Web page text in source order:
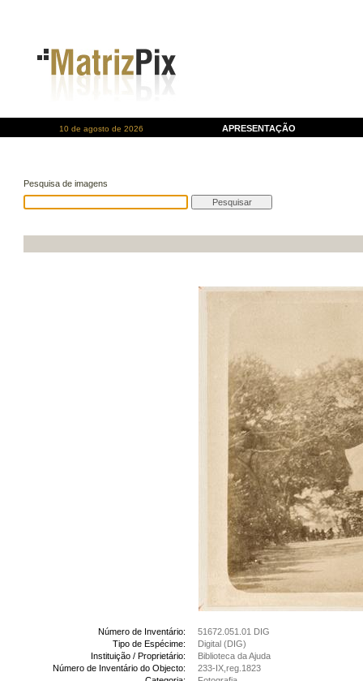
10 de agosto de 2026 APRESENTAÇÃO
Pesquisa de imagens
Número de Inventário:
51672.051.01 DIG
Tipo de Espécime:
Digital (DIG)
Instituição / Proprietário:
Biblioteca da Ajuda
Número de Inventário do Objecto:
233-IX,reg.1823